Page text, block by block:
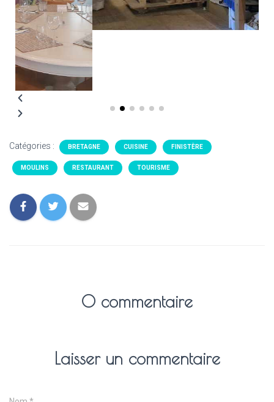
Catégories : BRETAGNE CUISINE FINISTÈRE
MOULINS RESTAURANT TOURISME
0 commentaire
Laisser un commentaire